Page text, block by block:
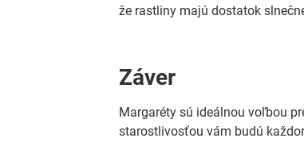
že rastliny majú dostatok
Záver
Margaréty sú ideálnou voľbou
starostlivosťou vám budú